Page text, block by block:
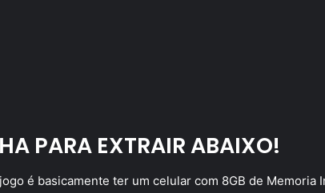
PARA EXTRAIR ABAIXO!
é basicamente ter um celular com 8GB de Memoria